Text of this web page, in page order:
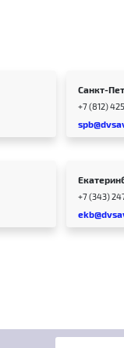
Санкт-
+7 (812)
+7 (343)